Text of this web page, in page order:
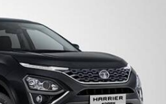
डार्क एडिशन के
pm